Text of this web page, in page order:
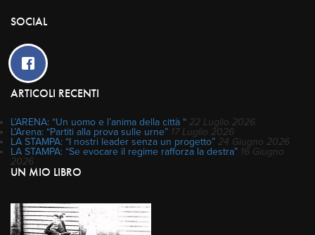
SOCIAL
ARTICOLI RECENTI
L’ARENA: “Un uomo e l’anima della città “ 22 Luglio 2026
L’Arena: “Partiti alla prova sulle urne” 17 Luglio 2026
LA STAMPA: “I nostri leader senza un progetto” 24 Giugno 2026
LA STAMPA: “Se evocare il regime rafforza la destra” 16 Giugno
2026
UN MIO LIBRO